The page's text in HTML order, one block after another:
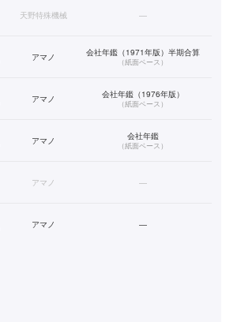
天野特殊機械 —
アマノ 会社年鑑（1971年版）半期合算
（紙面ベース）
アマノ 会社年鑑（1976年版）
（紙面ベース）
アマノ 会社年鑑
（紙面ベース）
アマノ —
アマノ —